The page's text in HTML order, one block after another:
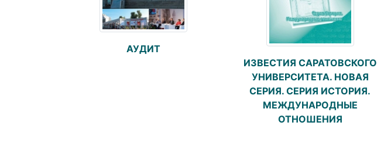
АУДИТ
ИЗВЕСТИЯ САРАТОВСКОГО
УНИВЕРСИТЕТА. НОВАЯ
СЕРИЯ. СЕРИЯ ИСТОРИЯ.
МЕЖДУНАРОДНЫЕ
ОТНОШЕНИЯ